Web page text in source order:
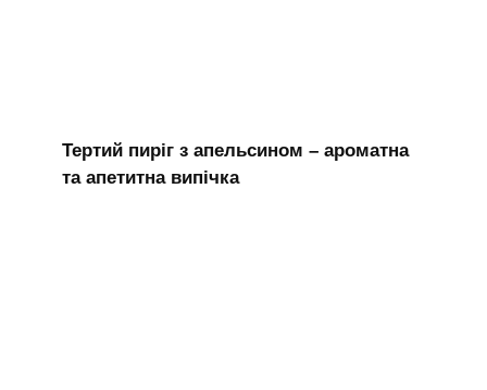
Тертий пиріг з апельсином – ароматна
та апетитна випічка